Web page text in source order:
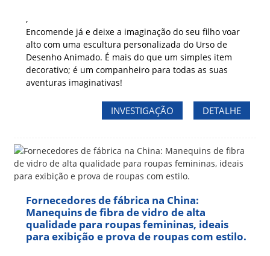
,
Encomende já e deixe a imaginação do seu filho voar
alto com uma escultura personalizada do Urso de
Desenho Animado. É mais do que um simples item
decorativo; é um companheiro para todas as suas
aventuras imaginativas!
INVESTIGAÇÃO DETALHE
Fornecedores de fábrica na China:
Manequins de fibra de vidro de alta
qualidade para roupas femininas, ideais
para exibição e prova de roupas com estilo.